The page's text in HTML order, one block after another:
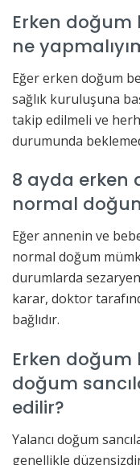
Erken doğum
ne
Eğer erken doğum
sağlık kuruluşuna
takip edilmeli ve
durumunda
8 ayda erken
normal
Eğer annenin ve
normal doğum
durumlarda
karar, doktor
bağlıdır.
Erken doğum
doğum
edilir?
Yalancı doğum
genellikle